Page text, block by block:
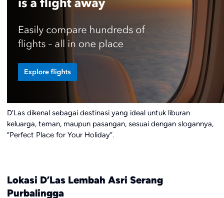
D’Las dikenal sebagai destinasi yang ideal untuk liburan
keluarga, teman, maupun pasangan, sesuai dengan slogannya,
“Perfect Place for Your Holiday”.
Lokasi D’Las Lembah Asri Serang
Purbalingga